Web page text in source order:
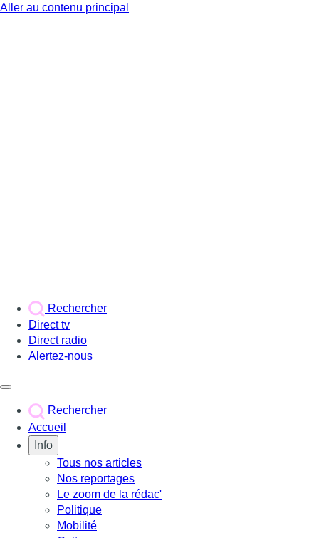
Aller au contenu principal
Rechercher
Direct tv
Direct radio
Alertez-nous
Rechercher
Accueil
Info
Tous nos articles
Nos reportages
Le zoom de la rédac'
Politique
Mobilité